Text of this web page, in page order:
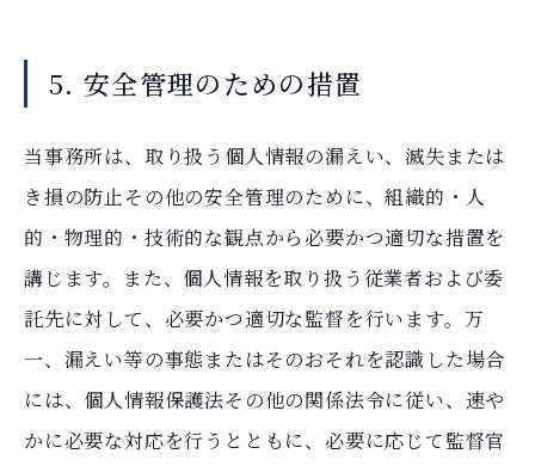
5. 安全管理のための措置
当事務所は、取り扱う個人情報の漏えい、滅失または
き損の防止その他の安全管理のために、組織的・人
的・物理的・技術的な観点から必要かつ適切な措置を
講じます。また、個人情報を取り扱う従業者および委
託先に対して、必要かつ適切な監督を行います。万
一、漏えい等の事態またはそのおそれを認識した場合
には、個人情報保護法その他の関係法令に従い、速や
かに必要な対応を行うとともに、必要に応じて監督官